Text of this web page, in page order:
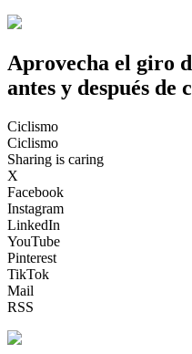
Aprovecha el giro
antes y después de
Ciclismo
Ciclismo
Sharing is caring
X
Facebook
Instagram
LinkedIn
YouTube
Pinterest
TikTok
Mail
RSS